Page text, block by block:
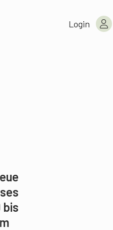
Login
bis